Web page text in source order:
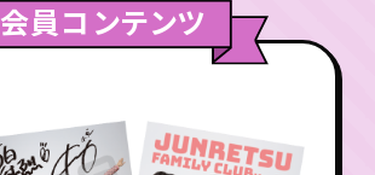
会員コンテンツ